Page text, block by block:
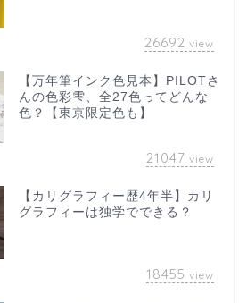
26692 view
【万年筆インク色見本】PILOTさ
んの色彩雫、全27色ってどんな
色？【東京限定色も】
21047 view
【カリグラフィー歴4年半】カリ
グラフィーは独学でできる？
18455 view